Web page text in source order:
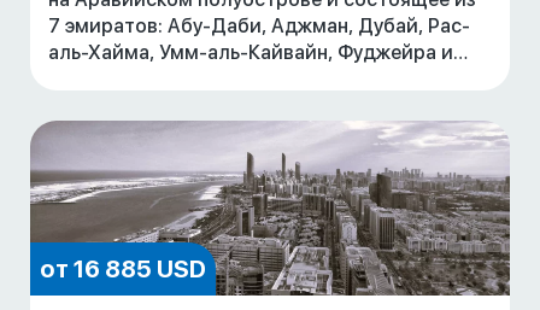
7 эмиратов: Абу-Даби, Аджман, Дубай, Рас-
аль-Хайма, Умм-аль-Кайвайн, Фуджейра и
Быстрорастущая экономика, благоприятные
от 16 885 USD